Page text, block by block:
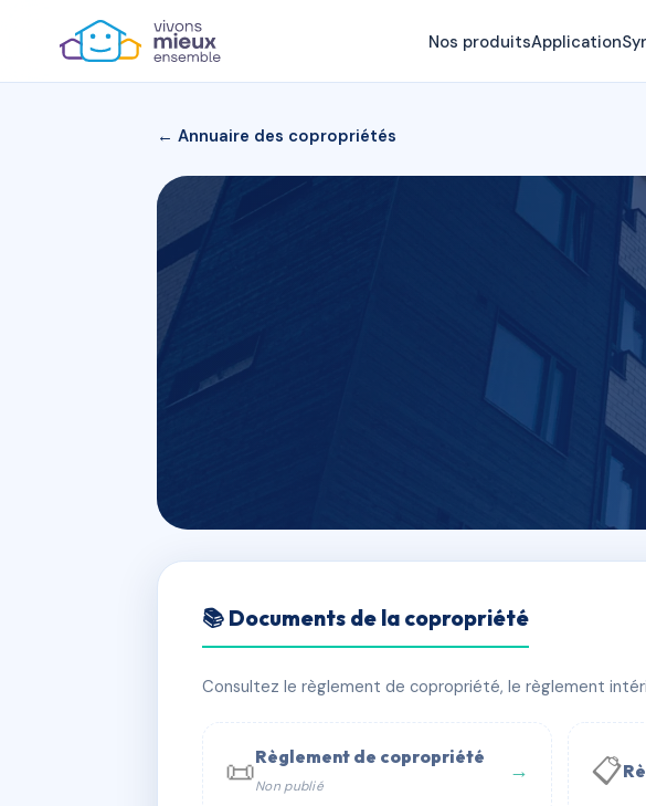
Nos produitsApplication
← Annuaire des copropriétés
ESTEVE DE PRADEL
📍 19 bd laromiguiere 12000 Rodez
📞 Contacter Syndic Digital 💬 WhatsApp
📚 Documents de la copropriété
Consultez le règlement de copropriété, le règlement
📜Règlement de copropriété
Non publié
→ 📋